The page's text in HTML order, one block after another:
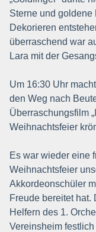
Sterne und
Dekorieren
überraschend war
Lara mit der
Um 16:30 Uhr
den Weg nach
Überraschungsfilm
Weihnachtsfeier
Es war wieder eine
Weihnachtsfeier
Akkordeonschüler
Freude bereitet hat.
Helfern des 1.
Vereinsheim